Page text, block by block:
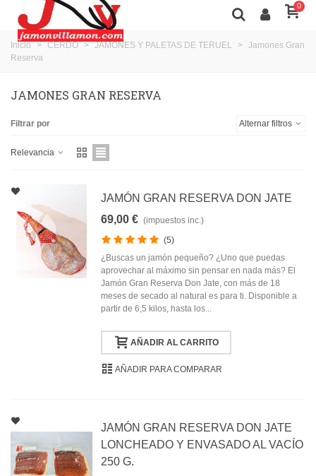
0
Inicio > CERDO > JAMONES Y PALETAS DE TERUEL > Jamones Gran
Reserva
JAMONES GRAN RESERVA
Filtrar por Alternar filtros
Relevancia
JAMÓN GRAN RESERVA DON JATE
69,00 € (impuestos inc.)
(5)
¿Buscas un jamón pequeño? ¿Uno que puedas
aprovechar al máximo sin pensar en nada más? El
Jamón Gran Reserva Don Jate, con más de 18
meses de secado al natural es para ti. Disponible a
partir de 6,5 kilos, hasta los...
AÑADIR AL CARRITO
AÑADIR PARA COMPARAR
JAMÓN GRAN RESERVA DON JATE
LONCHEADO Y ENVASADO AL VACÍO
250 G.